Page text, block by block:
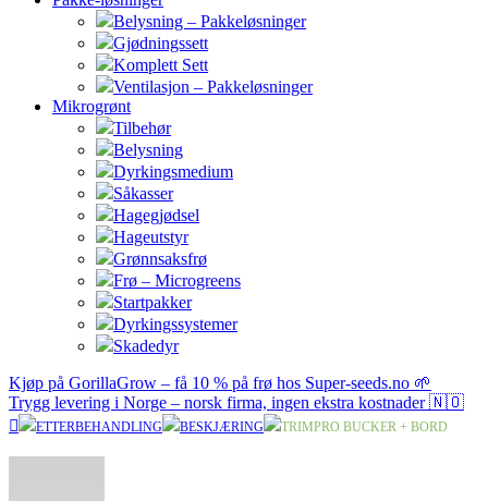
Belysning – Pakkeløsninger
Gjødningssett
Komplett Sett
Ventilasjon – Pakkeløsninger
Mikrogrønt
Tilbehør
Belysning
Dyrkingsmedium
Såkasser
Hagegjødsel
Hageutstyr
Grønnsaksfrø
Frø – Microgreens
Startpakker
Dyrkingssystemer
Skadedyr
Kjøp på GorillaGrow – få 10 % på frø hos Super-seeds.no 🌱
Trygg levering i Norge – norsk firma, ingen ekstra kostnader 🇳🇴
ETTERBEHANDLING BESKJÆRING TRIMPRO BUCKER + BORD